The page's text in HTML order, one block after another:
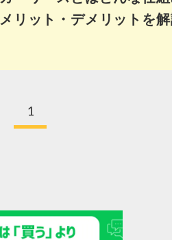
メリット・デメリットを
1